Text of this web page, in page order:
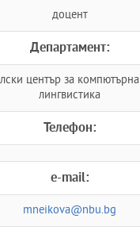
доцент
Департамент:
център за
лингвистика
Телефон:
e-mail:
mneikova@nbu.bg